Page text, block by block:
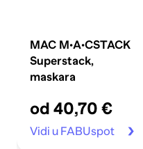
MAC M·A·CSTACK
Superstack,
maskara
od 40,70 €
Vidi u FABUspot